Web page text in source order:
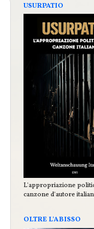
USURPATIO
L'appropriazione
canzone d'autore
OLTRE L'ABISSO